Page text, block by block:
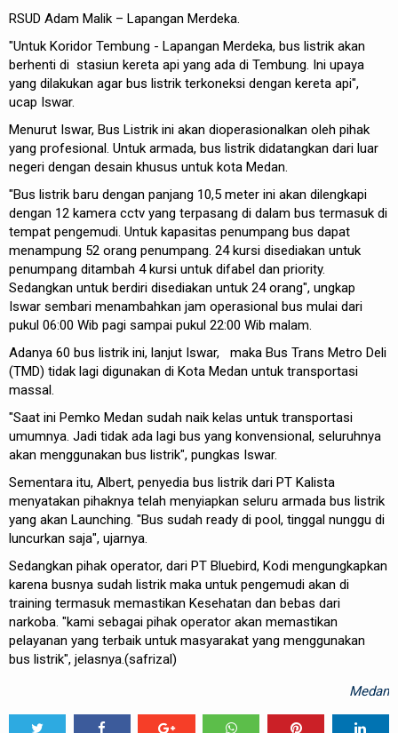
RSUD Adam Malik – Lapangan Merdeka.
"Untuk Koridor Tembung - Lapangan Merdeka, bus listrik akan
berhenti di stasiun kereta api yang ada di Tembung. Ini upaya
yang dilakukan agar bus listrik terkoneksi dengan kereta api",
ucap Iswar.
Menurut Iswar, Bus Listrik ini akan dioperasionalkan oleh pihak
yang profesional. Untuk armada, bus listrik didatangkan dari luar
negeri dengan desain khusus untuk kota Medan.
"Bus listrik baru dengan panjang 10,5 meter ini akan dilengkapi
dengan 12 kamera cctv yang terpasang di dalam bus termasuk di
tempat pengemudi. Untuk kapasitas penumpang bus dapat
menampung 52 orang penumpang. 24 kursi disediakan untuk
penumpang ditambah 4 kursi untuk difabel dan priority.
Sedangkan untuk berdiri disediakan untuk 24 orang", ungkap
Iswar sembari menambahkan jam operasional bus mulai dari
pukul 06:00 Wib pagi sampai pukul 22:00 Wib malam.
Adanya 60 bus listrik ini, lanjut Iswar, maka Bus Trans Metro Deli
(TMD) tidak lagi digunakan di Kota Medan untuk transportasi
massal.
"Saat ini Pemko Medan sudah naik kelas untuk transportasi
umumnya. Jadi tidak ada lagi bus yang konvensional, seluruhnya
akan menggunakan bus listrik", pungkas Iswar.
Sementara itu, Albert, penyedia bus listrik dari PT Kalista
menyatakan pihaknya telah menyiapkan seluru armada bus listrik
yang akan Launching. "Bus sudah ready di pool, tinggal nunggu di
luncurkan saja", ujarnya.
Sedangkan pihak operator, dari PT Bluebird, Kodi mengungkapkan
karena busnya sudah listrik maka untuk pengemudi akan di
training termasuk memastikan Kesehatan dan bebas dari
narkoba. "kami sebagai pihak operator akan memastikan
pelayanan yang terbaik untuk masyarakat yang menggunakan
bus listrik", jelasnya.(safrizal)
Medan